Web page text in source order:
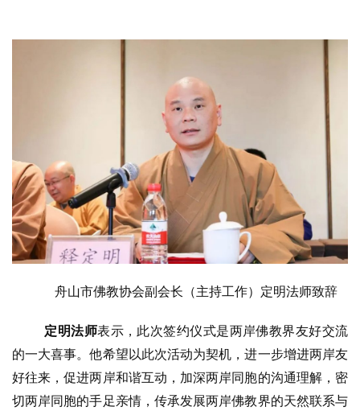
舟山市佛教协会副会长（主持工作）定明法师致辞
定明法师表示，此次签约仪式是两岸佛教界友好交流
的一大喜事。他希望以此次活动为契机，进一步增进两岸友
好往来，促进两岸和谐互动，加深两岸同胞的沟通理解，密
切两岸同胞的手足亲情，传承发展两岸佛教界的天然联系与